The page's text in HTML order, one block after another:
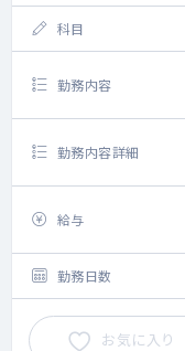
科目
勤務内容
勤務内容詳細
給与
勤務日数
お気に入り